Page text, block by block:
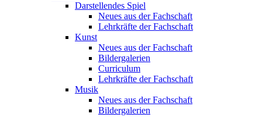
Darstellendes Spiel
Neues aus der Fachschaft
Lehrkräfte der Fachschaft
Kunst
Neues aus der Fachschaft
Bildergalerien
Curriculum
Lehrkräfte der Fachschaft
Musik
Neues aus der Fachschaft
Bildergalerien